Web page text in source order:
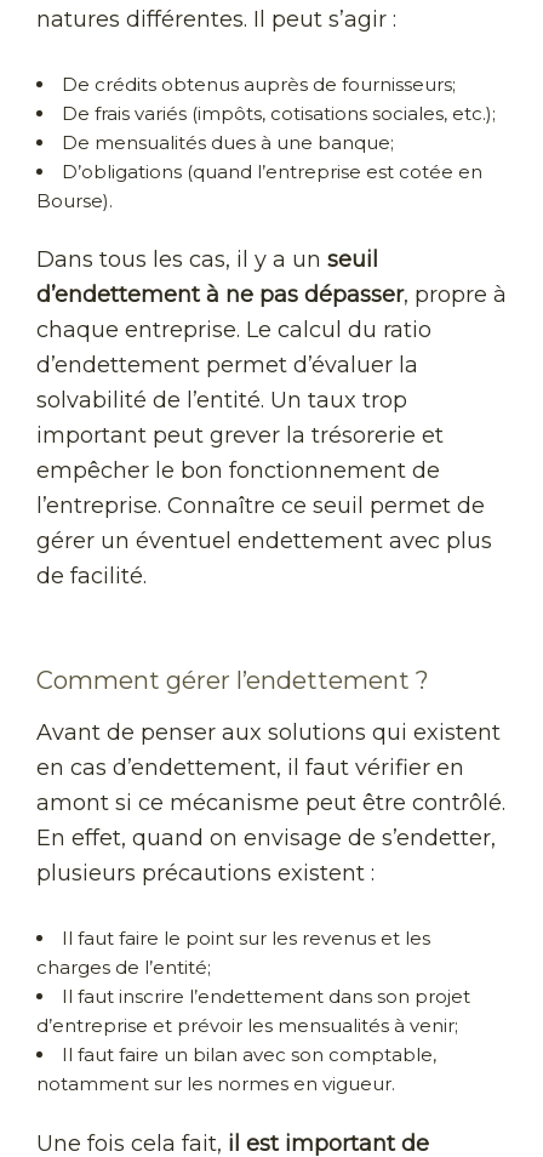
natures différentes. Il peut s’agir :
De crédits obtenus auprès de fournisseurs;
De frais variés (impôts, cotisations sociales, etc.);
De mensualités dues à une banque;
D’obligations (quand l’entreprise est cotée en
Bourse).
Dans tous les cas, il y a un seuil
d’endettement à ne pas dépasser, propre à
chaque entreprise. Le calcul du ratio
d’endettement permet d’évaluer la
solvabilité de l’entité. Un taux trop
important peut grever la trésorerie et
empêcher le bon fonctionnement de
l’entreprise. Connaître ce seuil permet de
gérer un éventuel endettement avec plus
de facilité.
Comment gérer l’endettement ?
Avant de penser aux solutions qui existent
en cas d’endettement, il faut vérifier en
amont si ce mécanisme peut être contrôlé.
En effet, quand on envisage de s’endetter,
plusieurs précautions existent :
Il faut faire le point sur les revenus et les
charges de l’entité;
Il faut inscrire l’endettement dans son projet
d’entreprise et prévoir les mensualités à venir;
Il faut faire un bilan avec son comptable,
notamment sur les normes en vigueur.
Une fois cela fait, il est important de